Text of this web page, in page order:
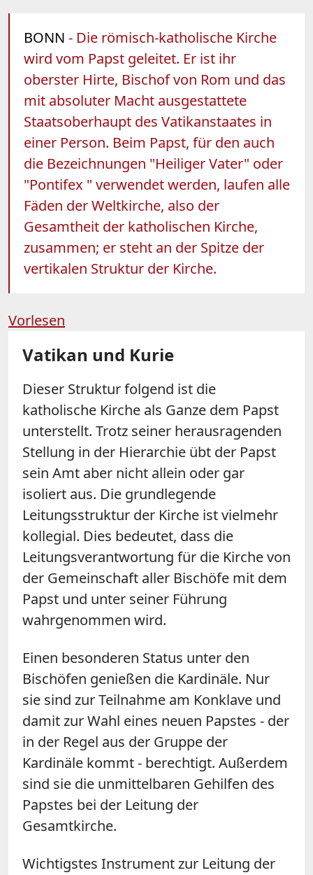
BONN - Die römisch-katholische Kirche
wird vom Papst geleitet. Er ist ihr
oberster Hirte, Bischof von Rom und das
mit absoluter Macht ausgestattete
Staatsoberhaupt des Vatikanstaates in
einer Person. Beim Papst, für den auch
die Bezeichnungen "Heiliger Vater" oder
"Pontifex " verwendet werden, laufen alle
Fäden der Weltkirche, also der
Gesamtheit der katholischen Kirche,
zusammen; er steht an der Spitze der
vertikalen Struktur der Kirche.
Vorlesen
Vatikan und Kurie
Dieser Struktur folgend ist die
katholische Kirche als Ganze dem Papst
unterstellt. Trotz seiner herausragenden
Stellung in der Hierarchie übt der Papst
sein Amt aber nicht allein oder gar
isoliert aus. Die grundlegende
Leitungsstruktur der Kirche ist vielmehr
kollegial. Dies bedeutet, dass die
Leitungsverantwortung für die Kirche von
der Gemeinschaft aller Bischöfe mit dem
Papst und unter seiner Führung
wahrgenommen wird.
Einen besonderen Status unter den
Bischöfen genießen die Kardinäle. Nur
sie sind zur Teilnahme am Konklave und
damit zur Wahl eines neuen Papstes - der
in der Regel aus der Gruppe der
Kardinäle kommt - berechtigt. Außerdem
sind sie die unmittelbaren Gehilfen des
Papstes bei der Leitung der
Gesamtkirche.
Wichtigstes Instrument zur Leitung der